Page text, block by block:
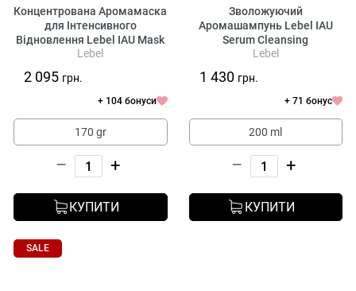
Концентрована Аромамаска
для Інтенсивного
Відновлення Lebel IAU Mask
Lebel
2 095 грн.
+ 104 бонуси
170 gr
– +
КУПИТИ
Зволожуючий
Аромашампунь Lebel IAU
Serum Cleansing
Lebel
1 430 грн.
+ 71 бонус
200 ml
– +
КУПИТИ
SALE